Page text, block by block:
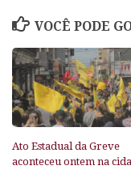
VOCÊ PODE
Ato Estadual da Greve
aconteceu ontem na